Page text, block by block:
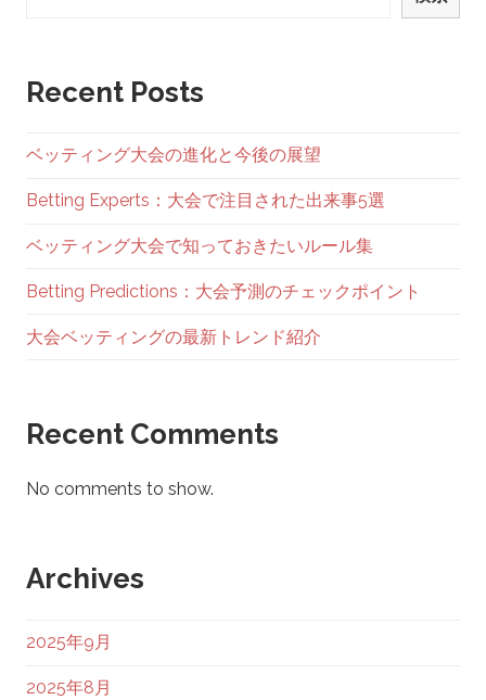
ン
Recent Posts
ベッティング大会の進化と今後の展望
Betting Experts：大会で注目された出来事5選
ベッティング大会で知っておきたいルール集
Betting Predictions：大会予測のチェックポイント
大会ベッティングの最新トレンド紹介
Recent Comments
No comments to show.
Archives
2025年9月
2025年8月